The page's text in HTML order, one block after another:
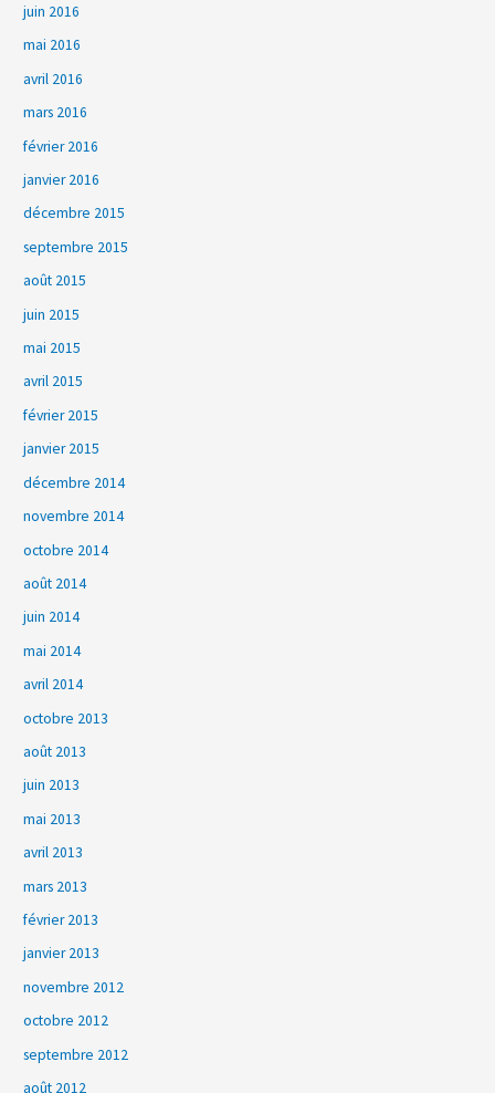
juin 2016
mai 2016
avril 2016
mars 2016
février 2016
janvier 2016
décembre 2015
septembre 2015
août 2015
juin 2015
mai 2015
avril 2015
février 2015
janvier 2015
décembre 2014
novembre 2014
octobre 2014
août 2014
juin 2014
mai 2014
avril 2014
octobre 2013
août 2013
juin 2013
mai 2013
avril 2013
mars 2013
février 2013
janvier 2013
novembre 2012
octobre 2012
septembre 2012
août 2012